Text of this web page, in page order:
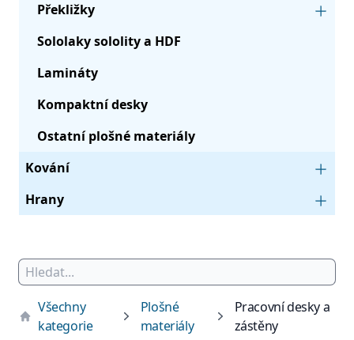
Překližky
Sololaky sololity a HDF
Lamináty
Kompaktní desky
Ostatní plošné materiály
Kování
Hrany
Všechny
kategorie
Plošné
materiály
Pracovní desky a
zástěny